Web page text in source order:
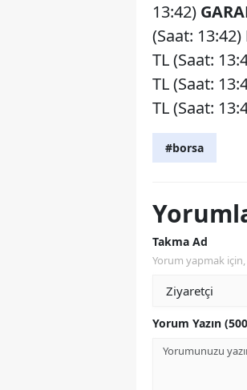
13:42)
(Saat: 13:42)
TL (Saat:
TL (Saat:
TL (Saat:
#borsa
Takma Ad
Yorum yapmak
Yorum Yazın